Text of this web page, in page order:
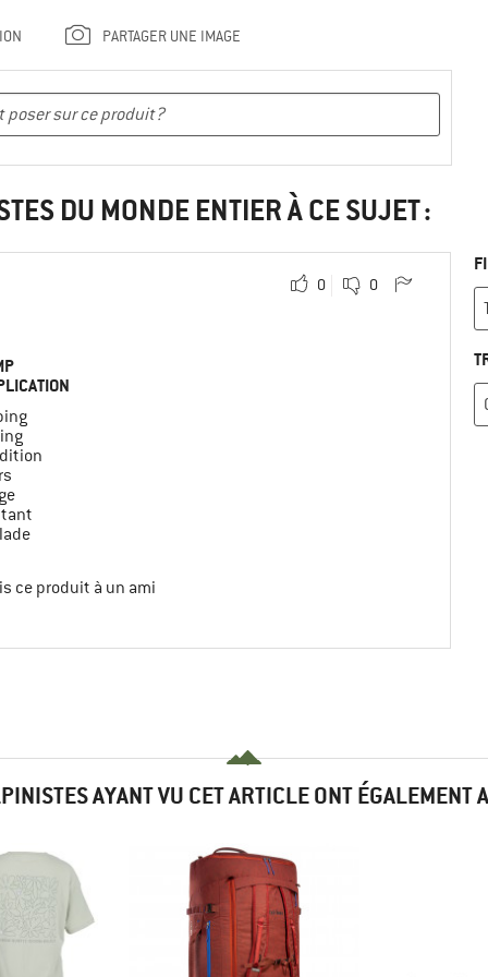
PARTAGER UNE IMAGE
DU MONDE ENTIER À CE SUJET :
0 0
ce produit à un ami
AYANT VU CET ARTICLE ONT ÉGALEMENT